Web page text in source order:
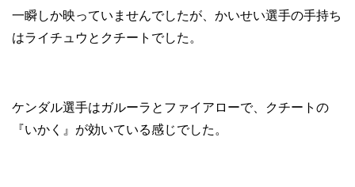
一瞬しか映っていませんでしたが、かいせい選手の手持ち
はライチュウとクチートでした。
ケンダル選手はガルーラとファイアローで、クチートの
『いかく』が効いている感じでした。